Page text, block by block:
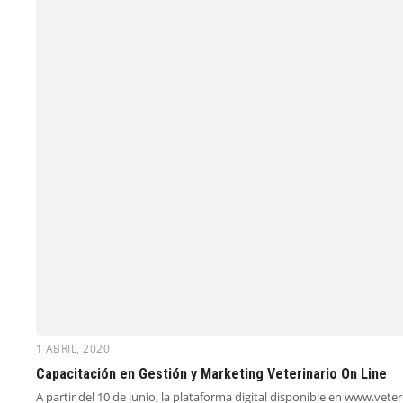
1 ABRIL, 2020
Capacitación en Gestión y Marketing Veterinario On Line
A partir del 10 de junio, la plataforma digital disponible en